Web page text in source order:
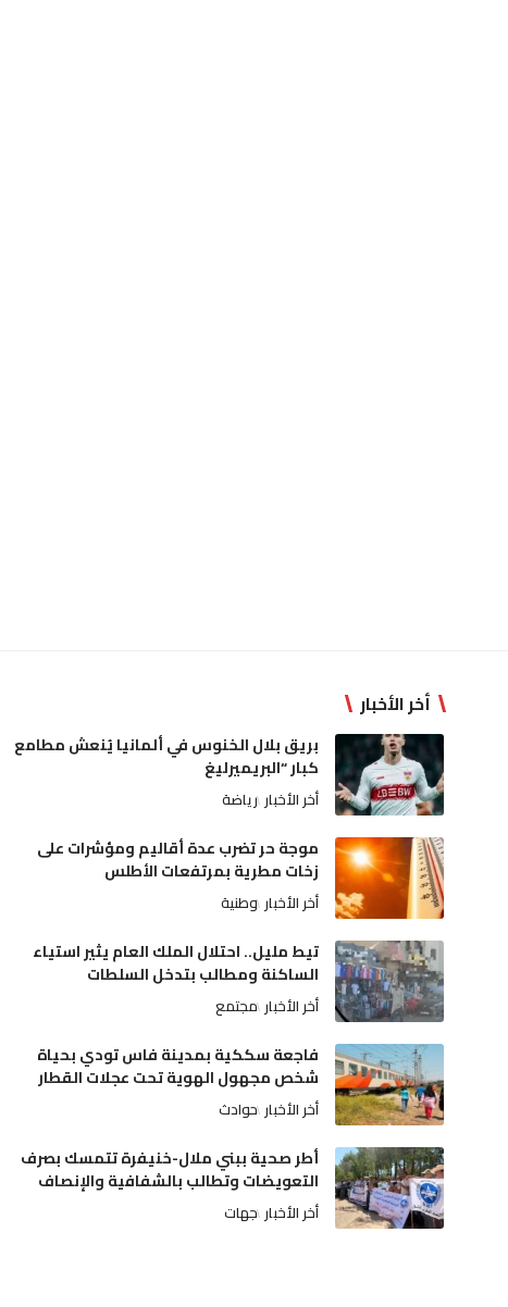
أخر الأخبار
بريق بلال الخنوس في ألمانيا يُنعش مطامع
كبار “البريميرليغ
أخر الأخبار رياضة
موجة حر تضرب عدة أقاليم ومؤشرات على
زخات مطرية بمرتفعات الأطلس
أخر الأخبار وطنية
تيط مليل.. احتلال الملك العام يثير استياء
الساكنة ومطالب بتدخل السلطات
أخر الأخبار مجتمع
فاجعة سككية بمدينة فاس تودي بحياة
شخص مجهول الهوية تحت عجلات القطار
أخر الأخبار حوادث
أطر صحية ببني ملال-خنيفرة تتمسك بصرف
التعويضات وتطالب بالشفافية والإنصاف
أخر الأخبار جهات